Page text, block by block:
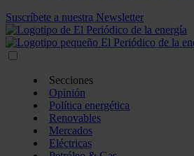
Suscríbete a nuestra Newsletter
Secciones
Opinión
Política energética
Renovables
Mercados
Eléctricas